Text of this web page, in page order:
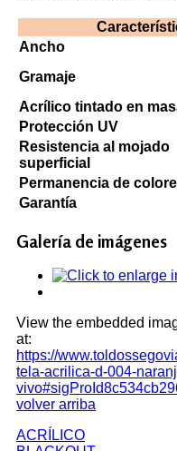
Ancho
Gramaje
Acrílico tintado en
Protección UV
Resistencia al mojado
superficial
Permanencia de
Garantía
Galería de imágenes
View the embedded
at:
https://
tela-acrilica-d-004-
volver arriba
ACRÍLICO